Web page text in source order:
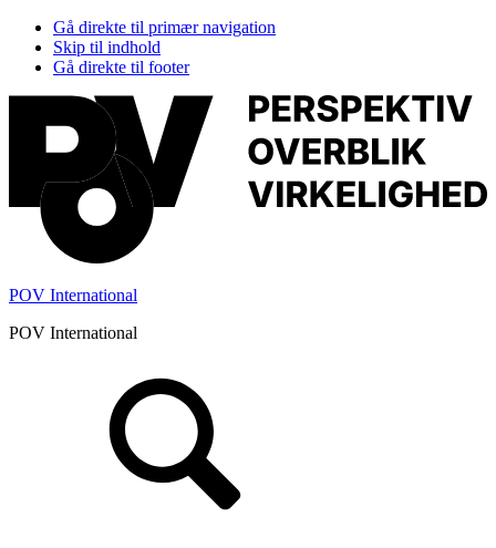
Gå direkte til primær navigation
Skip til indhold
Gå direkte til footer
POV International
POV International